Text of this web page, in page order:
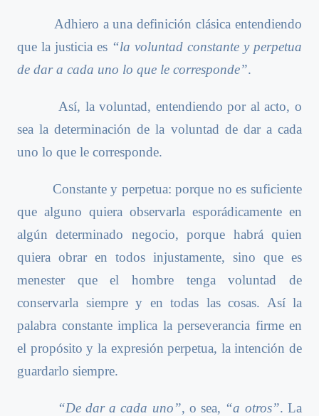
Adhiero a una definición clásica entendiendo
que la justicia es “la voluntad constante y perpetua
de dar a cada uno lo que le corresponde”.
Así, la voluntad, entendiendo por al acto, o
sea la determinación de la voluntad de dar a cada
uno lo que le corresponde.
Constante y perpetua: porque no es suficiente
que alguno quiera observarla esporádicamente en
algún determinado negocio, porque habrá quien
quiera obrar en todos injustamente, sino que es
menester que el hombre tenga voluntad de
conservarla siempre y en todas las cosas. Así la
palabra constante implica la perseverancia firme en
el propósito y la expresión perpetua, la intención de
guardarlo siempre.
“De dar a cada uno”, o sea, “a otros”. La